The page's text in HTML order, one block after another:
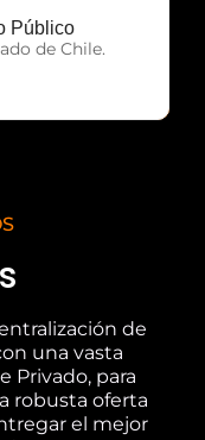
Público
de Chile.
de
una vasta
Privado, para
robusta oferta
el mejor